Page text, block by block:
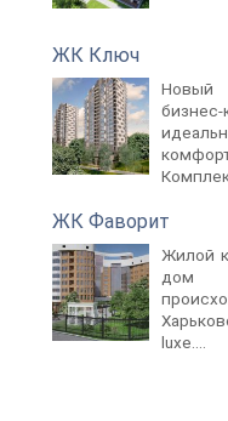
ЖК Ключ
ЖК Фаворит
Жилой
дом
luxе....